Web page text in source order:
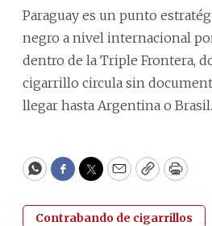
Paraguay es un punto
negro a nivel internacional
dentro de la Triple Frontera,
cigarrillo circula sin
llegar hasta Argentina o Brasil.
WhatsApp
Facebook
Twitter
EmailCopyPrint
Contrabando de cigarrillos